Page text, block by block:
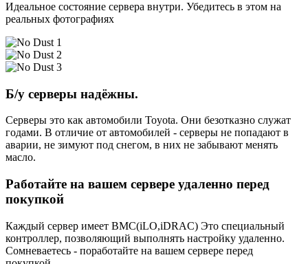
Идеальное состояние сервера внутри. Убедитесь в этом на
реальных фотографиях
Б/у серверы надёжны.
Серверы это как автомобили Toyota. Они безотказно служат
годами. В отличие от автомобилей - серверы не попадают в
аварии, не зимуют под снегом, в них не забывают менять
масло.
Работайте на вашем сервере удаленно перед
покупкой
Каждый сервер имеет BMC(iLO,iDRAC) Это специальный
контроллер, позволяющий выполнять настройку удаленно.
Сомневаетесь - поработайте на вашем сервере перед